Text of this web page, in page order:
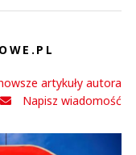
artykuły autora
Napisz wiadomość